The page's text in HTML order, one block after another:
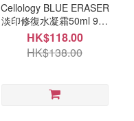
Cellology BLUE ERASER
淡印修復水凝霜50ml 9月
尾
HK$118.00
HK$138.00